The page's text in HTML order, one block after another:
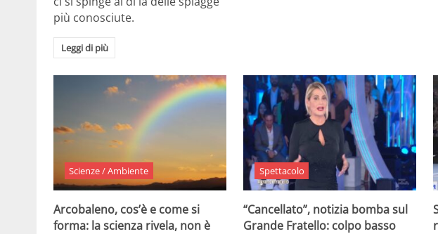
più conosciute.
Leggi di più
Scienze / Ambiente
Arcobaleno, cos’è e come si
forma: la scienza rivela, non è
Spettacolo
“Cancellato”, notizia bomba sul
Grande Fratello: colpo basso